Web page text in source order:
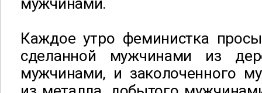
мужчинами.
Каждое утро феминистка
сделанной мужчинами из
мужчинами, и заколоченного